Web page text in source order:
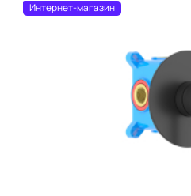
Интернет-магазин